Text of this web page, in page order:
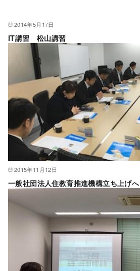
2014年5月17日
IT講習 松山講習
2015年11月12日
一般社団法人住教育推進機構立ち上げへ